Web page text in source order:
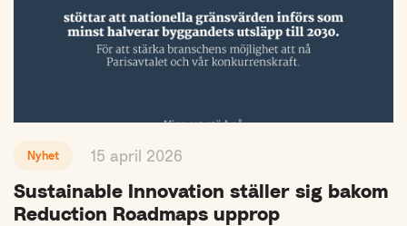
Nyhet 15 april 2026
Sustainable Innovation ställer sig bakom
Reduction Roadmaps upprop